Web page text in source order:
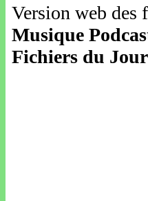
Version web des
Musique
Fichiers du Jour